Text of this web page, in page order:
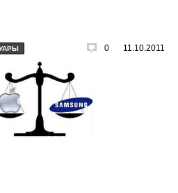
0 11.10.2011